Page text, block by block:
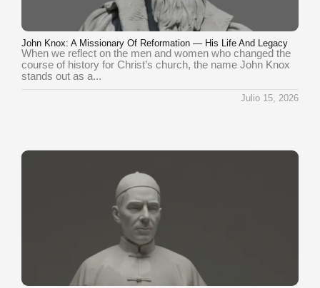
John Knox: A Missionary Of Reformation — His Life And Legacy
When we reflect on the men and women who changed the
course of history for Christ’s church, the name John Knox
stands out as a...
Julio 15, 2026